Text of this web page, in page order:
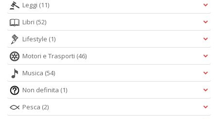
Leggi (11)
Libri (52)
Lifestyle (1)
Motori e Trasporti (46)
Musica (54)
Non definita (1)
Pesca (2)